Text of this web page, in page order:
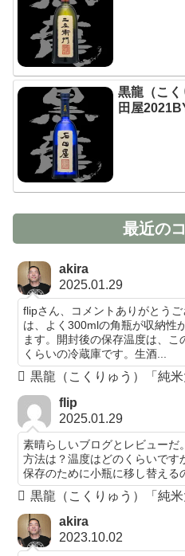
黒龍（こ
田屋
最近の
akira
2025.01.29
flipさん、コメントありがとう
は、よく300mlの角瓶が収納性
ます。開封後の保存温度は、
くらいの冷蔵庫です。生酒...
黒龍（こくりゅう）「純
flip
2025.01.29
素晴らしいブログとレビューだ
方法は？温度はどのくらいです
保存のために小瓶に移し替える
黒龍（こくりゅう）「純
akira
2023.10.02